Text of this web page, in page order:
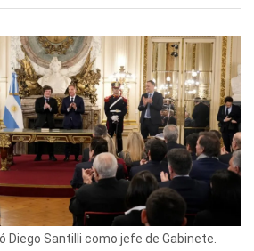
Diego Santilli como jefe de Gabinete.